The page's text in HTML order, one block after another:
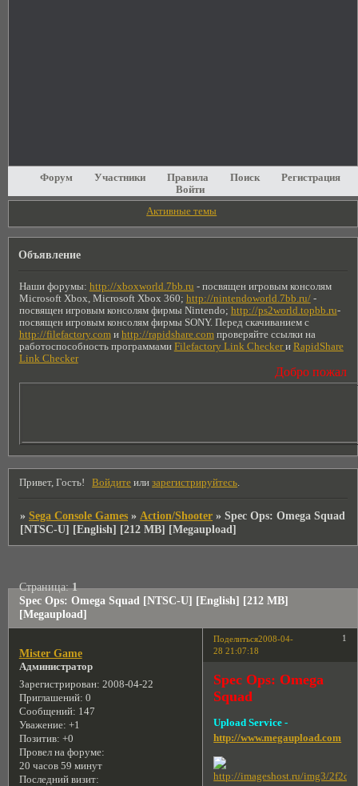
Форум Участники Правила Поиск
Регистрация
Войти
Активные темы
Объявление
Наши форумы: http://xboxworld.7bb.ru - посвящен игровым консолям
Microsoft Xbox, Microsoft Xbox 360; http://nintendoworld.7bb.ru/-
посвящен игровым консолям фирмы Nintendo; http://ps2world.topbb.ru-
посвящен игровым консолям фирмы SONY. Перед скачиванием с
http://filefactory.comи http://rapidshare.comпроверяйте ссылки на
работоспособность программами Filefactory Link Checkerи RapidShare
Link Checker
Добро
Привет, Гость! Войдите илизарегистрируйтесь.
»Sega Console Games » Action/Shooter »Spec Ops: Omega Squad
[NTSC-U] [English] [212 MB] [Megaupload]
Spec Ops: Omega Squad [NTSC-U] [English] [212 MB]
[Megaupload]
Страница:1
Поделиться 1
2008-04-
28 21:07:18
Mister Game
Администратор
Зарегистрирован: 2008-04-22
Приглашений: 0
Сообщений: 147
Уважение: +1
Позитив: +0
Провел на форуме:
20 часов 59 минут
Последний визит:
Spec Ops: Omega
Squad
Upload Service -
http://www.megaupload.com